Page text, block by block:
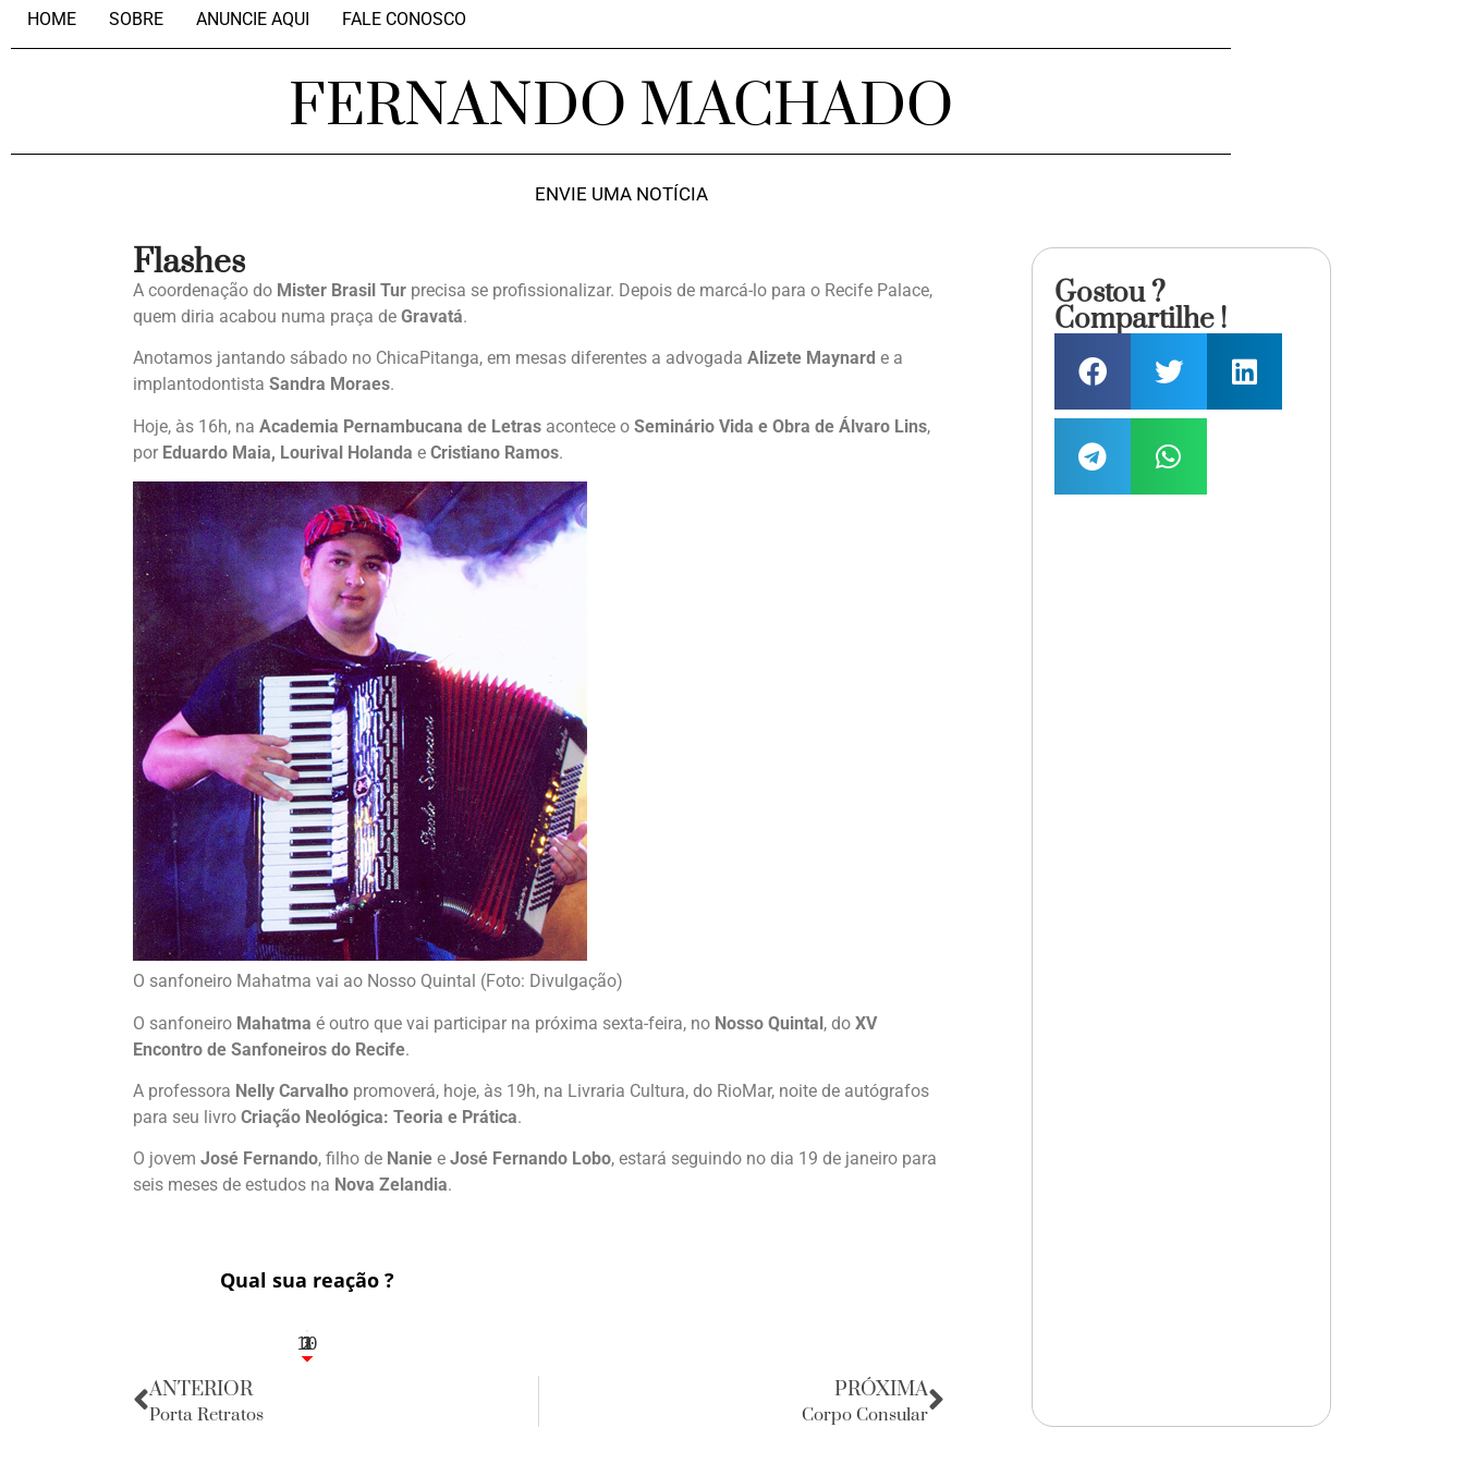
HOME SOBRE ANUNCIE AQUI FALE CONOSCO
FERNANDO MACHADO
ENVIE UMA NOTÍCIA
Flashes
A coordenação do Mister Brasil Tur precisa se profissionalizar. Depois de marcá-lo para o Recife Palace,
quem diria acabou numa praça de Gravatá.
Anotamos jantando sábado no ChicaPitanga, em mesas diferentes a advogada Alizete Maynard e a
implantodontista Sandra Moraes.
Hoje, às 16h, na Academia Pernambucana de Letras acontece o Seminário Vida e Obra de Álvaro Lins,
por Eduardo Maia, Lourival Holanda e Cristiano Ramos.
O sanfoneiro Mahatma vai ao Nosso Quintal (Foto: Divulgação)
O sanfoneiro Mahatma é outro que vai participar na próxima sexta-feira, no Nosso Quintal, do XV
Encontro de Sanfoneiros do Recife.
A professora Nelly Carvalho promoverá, hoje, às 19h, na Livraria Cultura, do RioMar, noite de autógrafos
para seu livro Criação Neológica: Teoria e Prática.
O jovem José Fernando, filho de Nanie e José Fernando Lobo, estará seguindo no dia 19 de janeiro para
seis meses de estudos na Nova Zelandia.
Qual sua reação ?
3
1
1
2
10
ANTERIOR
Porta Retratos
PRÓXIMA
Corpo Consular
Gostou ?
Compartilhe !